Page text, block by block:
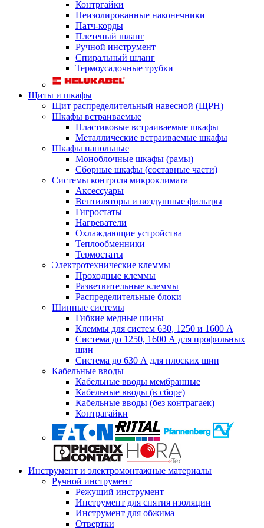
Контргайки
Неизолированные наконечники
Патч-корды
Плетеный шланг
Ручной инструмент
Спиральный шланг
Термоусадочные трубки
Щиты и шкафы
Щит распределительный навесной (ЩРН)
Шкафы встраиваемые
Пластиковые встраиваемые шкафы
Металлические встраиваемые шкафы
Шкафы напольные
Моноблочные шкафы (рамы)
Сборные шкафы (составные части)
Системы контроля микроклимата
Аксессуары
Вентиляторы и воздушные фильтры
Гигростаты
Нагреватели
Охлаждающие устройства
Теплообменники
Термостаты
Электротехнические клеммы
Проходные клеммы
Разветвительные клеммы
Распределительные блоки
Шинные системы
Гибкие медные шины
Клеммы для систем 630, 1250 и 1600 А
Система до 1250, 1600 А для профильных
шин
Система до 630 А для плоских шин
Кабельные вводы
Кабельные вводы мембранные
Кабельные вводы (в сборе)
Кабельные вводы (без контрагаек)
Контрагайки
Инструмент и электромонтажные материалы
Ручной инструмент
Режущий инструмент
Инструмент для снятия изоляции
Инструмент для обжима
Отвертки